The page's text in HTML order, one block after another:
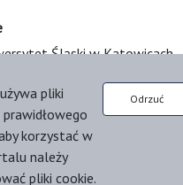
Śląski w Katowicach
by OJS/PKP
pliki
korzystać w
należy
pliki cookie.
Odrzuć